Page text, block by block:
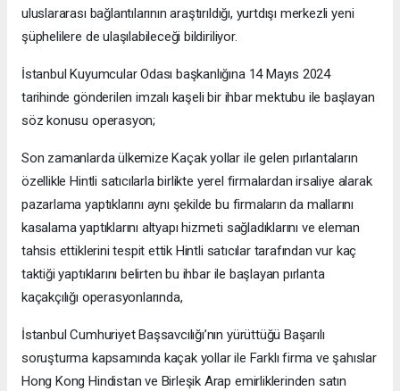
uluslararası bağlantılarının araştırıldığı, yurtdışı merkezli yeni
şüphelilere de ulaşılabileceği bildiriliyor.
İstanbul Kuyumcular Odası başkanlığına 14 Mayıs 2024
tarihinde gönderilen imzalı kaşeli bir ihbar mektubu ile başlayan
söz konusu operasyon;
Son zamanlarda ülkemize Kaçak yollar ile gelen pırlantaların
özellikle Hintli satıcılarla birlikte yerel firmalardan irsaliye alarak
pazarlama yaptıklarını aynı şekilde bu firmaların da mallarını
kasalama yaptıklarını altyapı hizmeti sağladıklarını ve eleman
tahsis ettiklerini tespit ettik Hintli satıcılar tarafından vur kaç
taktiği yaptıklarını belirten bu ihbar ile başlayan pırlanta
kaçakçılığı operasyonlarında,
İstanbul Cumhuriyet Başsavcılığı’nın yürüttüğü Başarılı
soruşturma kapsamında kaçak yollar ile Farklı firma ve şahıslar
Hong Kong Hindistan ve Birleşik Arap emirliklerinden satın